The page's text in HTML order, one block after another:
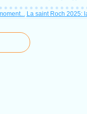
La saint Roch 2025: